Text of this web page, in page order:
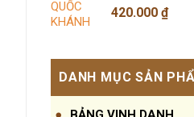
420.000 ₫
DANH MỤC SẢN